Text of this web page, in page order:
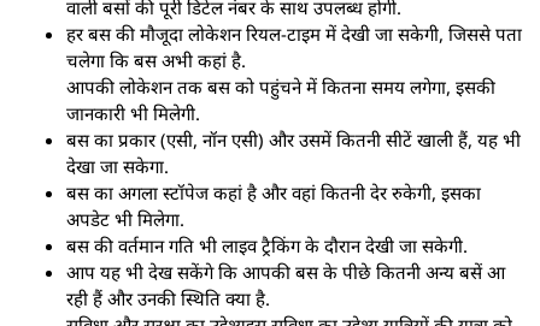
वाली बसों की पूरी डिटेल नंबर के साथ उपलब्ध होगी.
हर बस की मौजूदा लोकेशन रियल-टाइम में देखी जा सकेगी, जिससे पता
चलेगा कि बस अभी कहां है.
आपकी लोकेशन तक बस को पहुंचने में कितना समय लगेगा, इसकी
जानकारी भी मिलेगी.
बस का प्रकार (एसी, नॉन एसी) और उसमें कितनी सीटें खाली हैं, यह भी
देखा जा सकेगा.
बस का अगला स्टॉपेज कहां है और वहां कितनी देर रुकेगी, इसका
अपडेट भी मिलेगा.
बस की वर्तमान गति भी लाइव ट्रैकिंग के दौरान देखी जा सकेगी.
आप यह भी देख सकेंगे कि आपकी बस के पीछे कितनी अन्य बसें आ
रही हैं और उनकी स्थिति क्या है.